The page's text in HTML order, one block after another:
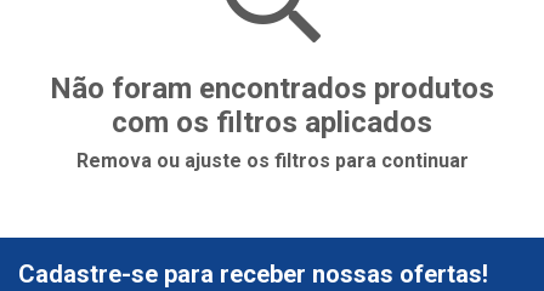
Não foram encontrados produtos
com os filtros aplicados
Remova ou ajuste os filtros para continuar
Cadastre-se para receber nossas ofertas!